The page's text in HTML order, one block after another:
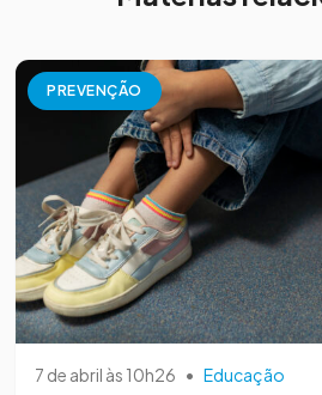
PREVENÇÃO
7 de abril às 10h26 • Educação